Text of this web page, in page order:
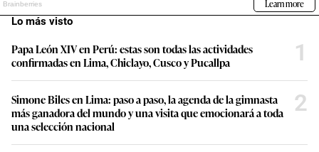
Lo más visto
Papa León XIV en Perú: estas son todas las actividades
confirmadas en Lima, Chiclayo, Cusco y Pucallpa
1
Simone Biles en Lima: paso a paso, la agenda de la gimnasta
más ganadora del mundo y una visita que emocionará a toda
una selección nacional
2